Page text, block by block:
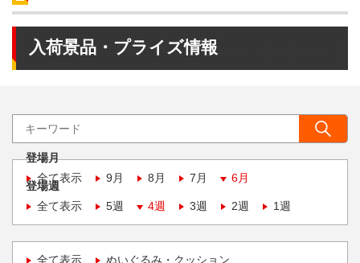
入荷景品・プライズ情報
登場月
全て表示
9月 8月 7月 6月
登場週
全て表示
5週 4週 3週 2週 1週
全て表示 ぬいぐるみ・クッション